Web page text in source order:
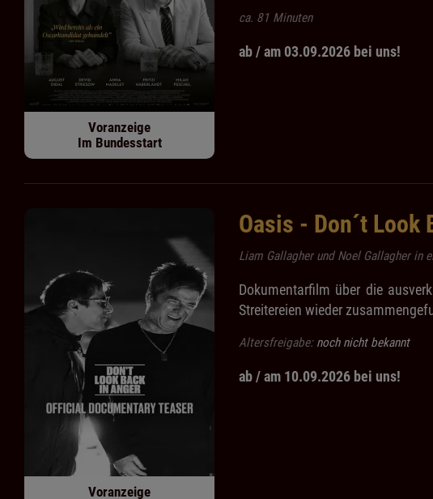
Voranzeige
Im Bundesstart
ca. 81 Minuten
ab / am 03.09.2026 bei uns!
Voranzeige
Oasis - Don´t Look
Liam Gallagher und Noel Gallagher in
Dokumentarfilm über die
Streitereien wieder
Altersfreigabe: noch nicht bekannt
ab / am 10.09.2026 bei uns!